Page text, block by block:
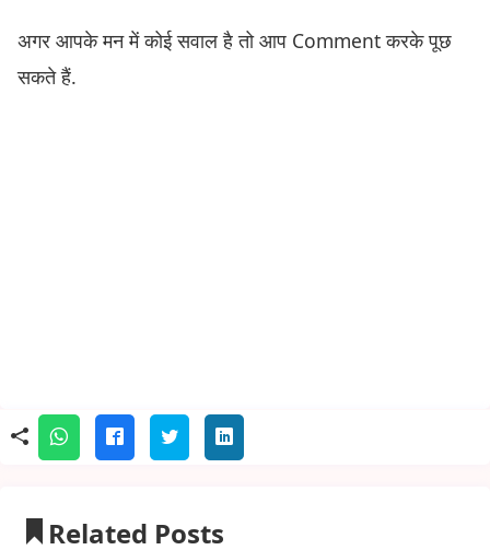
अगर आपके मन में कोई सवाल है तो आप Comment करके पूछ
सकते हैं.
Related Posts